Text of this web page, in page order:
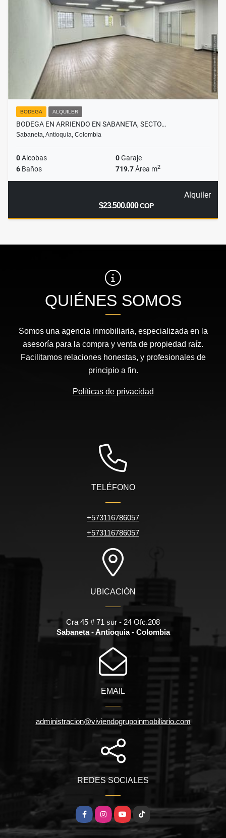
BODEGA ALQUILER
BODEGA EN ARRIENDO EN SABANETA, SECTO…
Sabaneta, Antioquia, Colombia
0Alcobas 0Garaje
6 Baños 719.7Área m2
Alquiler
$23.500.000COP
QUIÉNES SOMOS
Somos una agencia inmobiliaria, especializada en la
asesoría para la compra y venta de propiedad raíz.
Facilitamos relaciones honestas, y profesionales de
principio a fin.
Políticas de privacidad
TELÉFONO
+573116786057
+573116786057
UBICACIÓN
Cra 45 # 71 sur - 24 Ofc.208
Sabaneta - Antioquia - Colombia
EMAIL
administracion@viviendogrupoinmobiliario.com
REDES SOCIALES
FacebookInstagramYouTubeTikTok